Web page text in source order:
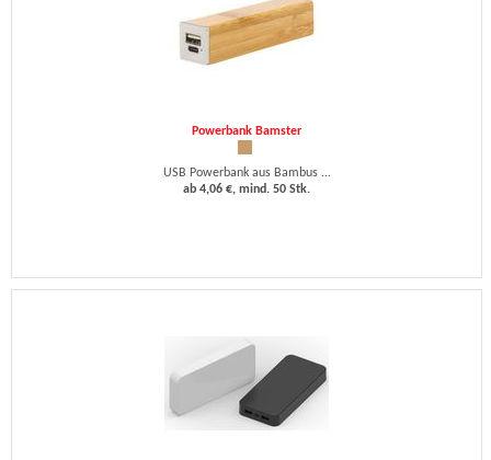
Powerbank Bamster
USB Powerbank aus Bambus ...
ab 4,06 €, mind. 50 Stk.